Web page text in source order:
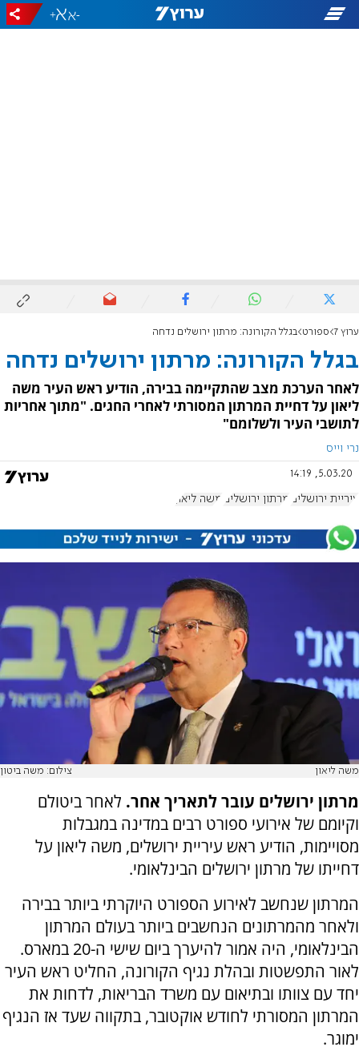
-
+
ערוץ 7 ספורט בגלל הקורונה: מרתון ירושלים נדחה
בגלל הקורונה: מרתון ירושלים נדחה
לאחר הערכת מצב שהתקיימה בבירה, הודיע ראש העיר משה
ליאון על דחיית המרתון המסורתי לאחרי החגים. "מתוך אחריות
לתושבי העיר ולשלומם"
נרי וייס
5.03.20, 14:19
עיריית ירושלים מרתון ירושלים משה ליאון
משה ליאון צילום: משה ביטון
מרתון ירושלים עובר לתאריך אחר. לאחר ביטולם
וקיומם של אירועי ספורט רבים במדינה במגבלות
מסויימות, הודיע ראש עיריית ירושלים, משה ליאון על
דחייתו של מרתון ירושלים הבינלאומי.
המרתון שנחשב לאירוע הספורט היוקרתי ביותר בבירה
ולאחר מהמרתונים הנחשבים ביותר בעולם המרתון
הבינלאומי, היה אמור להיערך ביום שישי ה-20 במארס.
לאור התפשטות ובהלת נגיף הקורונה, החליט ראש העיר
יחד עם צוותו ובתיאום עם משרד הבריאות, לדחות את
המרתון המסורתי לחודש אוקטובר, בתקווה שעד אז הנגיף
ימוגר.